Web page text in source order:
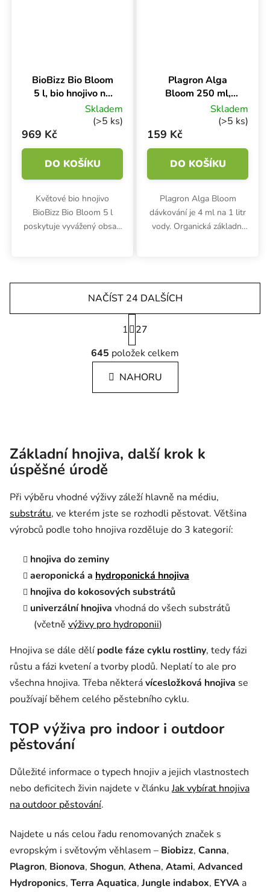
BioBizz Bio Bloom
5 l, bio hnojivo na
Skladem
(>5 ks)
969 Kč
DO KOŠÍKU
Květové bio hnojivo
BioBizz Bio Bloom 5 l
poskytuje vyvážený obsah
bujné květy a chutné
Plagron Alga
Bloom 250 ml,
základní hnojivo
Skladem
(>5 ks)
159 Kč
DO KOŠÍKU
Plagron Alga Bloom
dávkování je 4 ml na 1 litr
vody. Organická základní
Květové hnojivo obsahuje
vyvážený...
Ovládací prvky výpisu
NAČÍST 24 DALŠÍCH
Stránkování
1
27
645 položek celkem
NAHORU
Základní hnojiva, další krok k
úspěšné úrodě
Při výběru vhodné výživy záleží hlavně na médiu,
substrátu, ve kterém jste se rozhodli pěstovat. Většina
výrobců podle toho hnojiva rozděluje do 3 kategorií:
hnojiva do zeminy
aeroponická a hydroponická hnojiva
hnojiva do kokosových substrátů
univerzální hnojiva vhodná do všech substrátů
(včetně výživy pro hydroponii)
Hnojiva se dále dělí podle fáze cyklu rostliny, tedy fázi
růstu a fázi kvetení a tvorby plodů. Neplatí to ale pro
všechna hnojiva. Třeba některávícesložková hnojiva se
používají během celého pěstebního cyklu.
TOP výživa pro indoor i outdoor
pěstování
Důležité informace o typech hnojiv a jejich vlastnostech
nebo deficitech živin najdete v článkuJak vybírat hnojiva
na outdoor pěstování.
Najdete u nás celou řadu renomovaných značek s
evropským i světovým věhlasem – Biobizz, Canna,
Plagron, Bionova, Shogun, Athena, Atami, Advanced
Hydroponics, Terra Aquatica, Jungle indabox, EYVA a